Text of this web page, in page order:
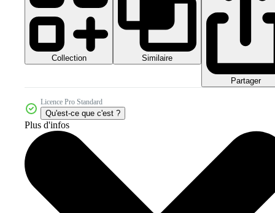
Collection Similaire
Partager
Licence Pro Standard
Qu'est-ce que c'est ?
Plus d'infos